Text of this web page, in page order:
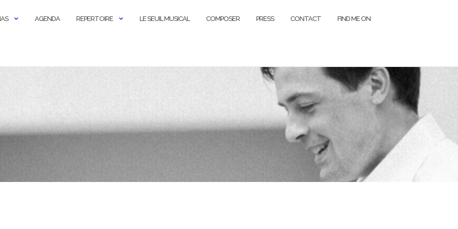
AGENDA REPERTOIRE LE SEUIL MUSICAL COMPOSER PRESS CONTACT FIND ME ON